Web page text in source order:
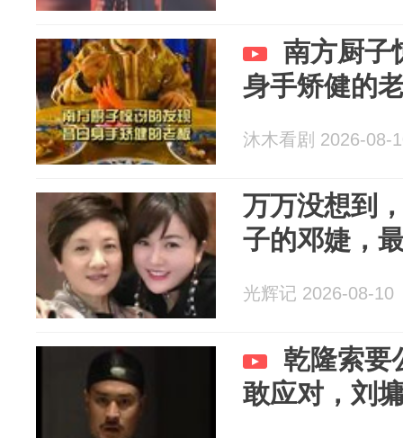
南方厨子
身手矫健的
沐木看剧 2026-08-
万万没想到
子的邓婕，
光辉记 2026-08-10
乾隆索要
敢应对，刘